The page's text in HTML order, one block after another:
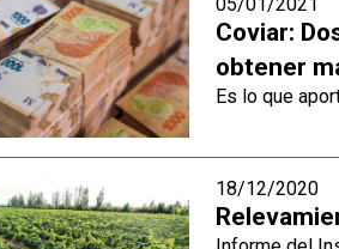
Coviar:
obtener
Es lo que
18/12/2020